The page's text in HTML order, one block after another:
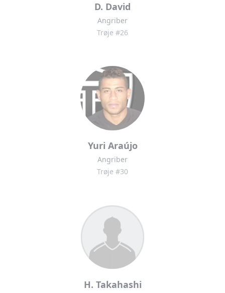
D. David
Angriber
Trøje #26
Yuri Araújo
Angriber
Trøje #30
H. Takahashi